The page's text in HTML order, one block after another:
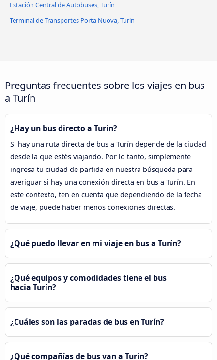
Estación Central de Autobuses, Turín
Terminal de Transportes Porta Nuova, Turín
Preguntas frecuentes sobre los viajes en bus
a Turín
¿Hay un bus directo a Turín?
Si hay una ruta directa de bus a Turín depende de la ciudad
desde la que estés viajando. Por lo tanto, simplemente
ingresa tu ciudad de partida en nuestra búsqueda para
averiguar si hay una conexión directa en bus a Turín. En
este contexto, ten en cuenta que dependiendo de la fecha
de viaje, puede haber menos conexiones directas.
¿Qué puedo llevar en mi viaje en bus a Turín?
¿Qué equipos y comodidades tiene el bus
hacia Turín?
¿Cuáles son las paradas de bus en Turín?
¿Qué compañías de bus van a Turín?